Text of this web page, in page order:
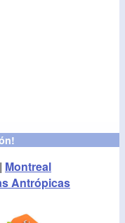
| Montreal
Antrópicas